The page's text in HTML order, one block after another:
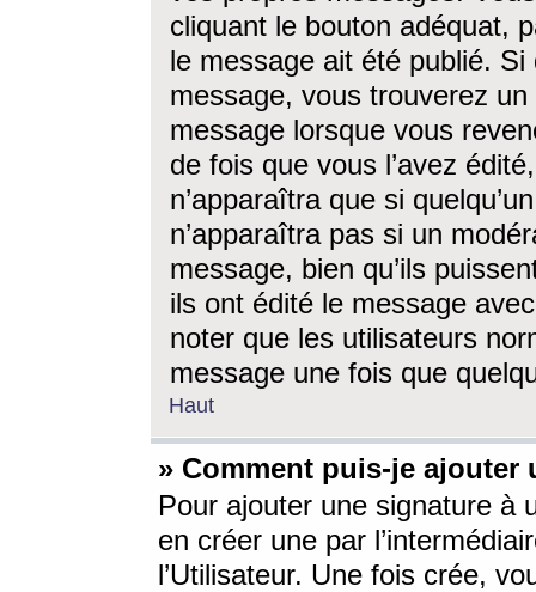
cliquant le bouton adéquat,
le message ait été publié. Si
message, vous trouverez
message lorsque vous
de fois que vous l’avez
n’apparaîtra que si
n’apparaîtra pas si un
message, bien qu’ils
ils ont édité le message
noter que les utilisateurs
message une fois que
Haut
» Comment puis-je ajouter
Pour ajouter une signature à
en créer une par
l’Utilisateur. Une fois crée,